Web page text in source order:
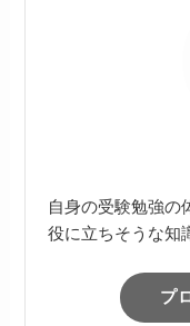
自身の受験勉強の
役に立ちそうな知
プ